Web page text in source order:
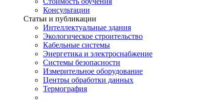
Консультации
Статьи и публикации
Интеллектуальные здания
Экологическое строительство
Кабельные системы
Энергетика и электроснабжение
Системы безопасности
Измерительное оборудование
Центры обработки данных
Термография